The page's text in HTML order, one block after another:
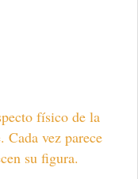
físico de la
Cada vez parece
su figura.